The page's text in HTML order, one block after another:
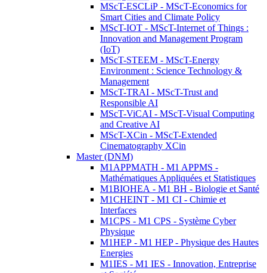
MScT-ESCLiP - MScT-Economics for
Smart Cities and Climate Policy
MScT-IOT - MScT-Internet of Things :
Innovation and Management Program
(IoT)
MScT-STEEM - MScT-Energy
Environment : Science Technology &
Management
MScT-TRAI - MScT-Trust and
Responsible AI
MScT-ViCAI - MScT-Visual Computing
and Creative AI
MScT-XCin - MScT-Extended
Cinematography XCin
Master (DNM)
M1APPMATH - M1 APPMS -
Mathématiques Appliquées et Statistiques
M1BIOHEA - M1 BH - Biologie et Santé
M1CHEINT - M1 CI - Chimie et
Interfaces
M1CPS - M1 CPS - Système Cyber
Physique
M1HEP - M1 HEP - Physique des Hautes
Energies
M1IES - M1 IES - Innovation, Entreprise